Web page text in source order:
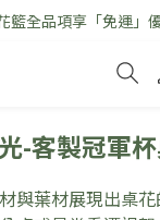
人節花禮早鳥優惠中
籃全品項享「免運」
情人節花禮早鳥優惠中
-客製冠軍
與葉材展現出桌花